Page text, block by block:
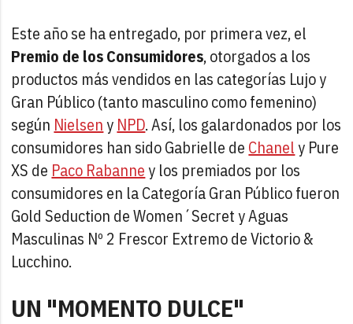
Este año se ha entregado, por primera vez, el
Premio de los Consumidores, otorgados a los
productos más vendidos en las categorías Lujo y
Gran Público (tanto masculino como femenino)
según Nielseny NPD. Así, los galardonados por los
consumidores han sido Gabrielle de Chanely Pure
XS de Paco Rabanney los premiados por los
consumidores en la Categoría Gran Público fueron
Gold Seduction de Women´Secret y Aguas
Masculinas Nº 2 Frescor Extremo de Victorio &
Lucchino.
UN "MOMENTO DULCE"